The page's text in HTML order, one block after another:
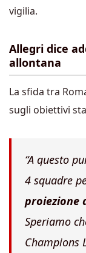
vigilia.
Allegri dice
allontana
La sfida tra
sugli obiettivi
“A questo
4 squadre
proiezione
Speriamo
Champions